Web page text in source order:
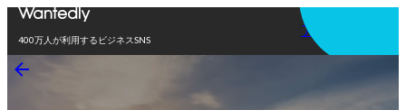
400万人が利用するビジネスSNS
アプリを使う